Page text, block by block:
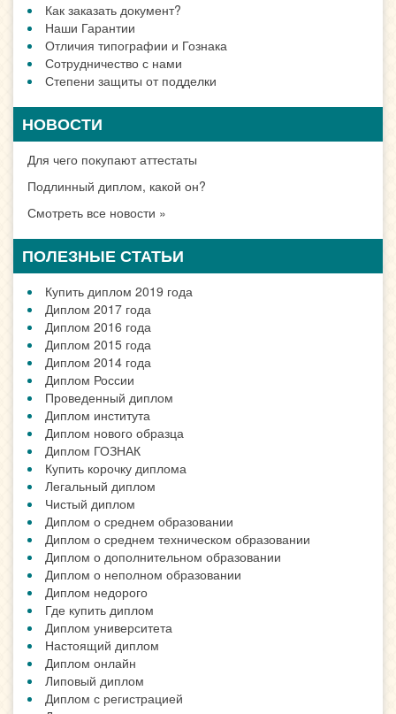
Как заказать документ?
Наши Гарантии
Отличия типографии и Гознака
Сотрудничество с нами
Степени защиты от подделки
НОВОСТИ
Для чего покупают аттестаты
Подлинный диплом, какой он?
Смотреть все новости »
ПОЛЕЗНЫЕ СТАТЬИ
Купить диплом 2019 года
Диплом 2017 года
Диплом 2016 года
Диплом 2015 года
Диплом 2014 года
Диплом России
Проведенный диплом
Диплом института
Диплом нового образца
Диплом ГОЗНАК
Купить корочку диплома
Легальный диплом
Чистый диплом
Диплом о среднем образовании
Диплом о среднем техническом образовании
Диплом о дополнительном образовании
Диплом о неполном образовании
Диплом недорого
Где купить диплом
Диплом университета
Настоящий диплом
Диплом онлайн
Липовый диплом
Диплом с регистрацией